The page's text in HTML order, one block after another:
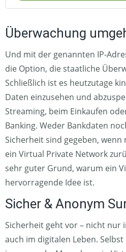
Überwachung
Und mit der genannten IP-
die Option, die staatliche
Schließlich ist es heutzutage
Daten einzusehen und
Streaming, beim Einkaufen
Banking. Weder Bankdaten
Sicherheit sind gegeben,
ein Virtual Private Network
sehr guter Grund, warum ein
hervorragende Idee ist.
Sicher & Anonym
Sicherheit geht vor – nicht nur
auch im digitalen Leben.